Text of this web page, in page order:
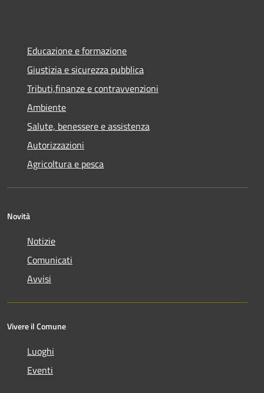
Educazione e formazione
Giustizia e sicurezza pubblica
Tributi,finanze e contravvenzioni
Ambiente
Salute, benessere e assistenza
Autorizzazioni
Agricoltura e pesca
Novità
Notizie
Comunicati
Avvisi
Vivere il Comune
Luoghi
Eventi